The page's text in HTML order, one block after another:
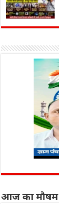
आज का मौषम